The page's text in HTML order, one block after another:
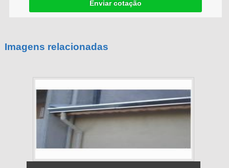
Enviar cotação
Imagens relacionadas